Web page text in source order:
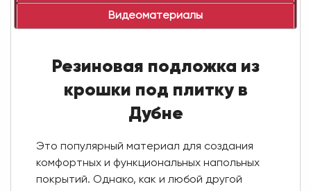
Видеоматериалы
Резиновая подложка из
крошки под плитку в
Дубне
Это популярный материал для создания
комфортных и функциональных напольных
покрытий. Однако, как и любой другой